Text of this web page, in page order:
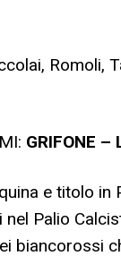
Romoli,
GRIFONE –
e titolo in
nel Palio
biancorossi